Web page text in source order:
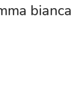
bianca